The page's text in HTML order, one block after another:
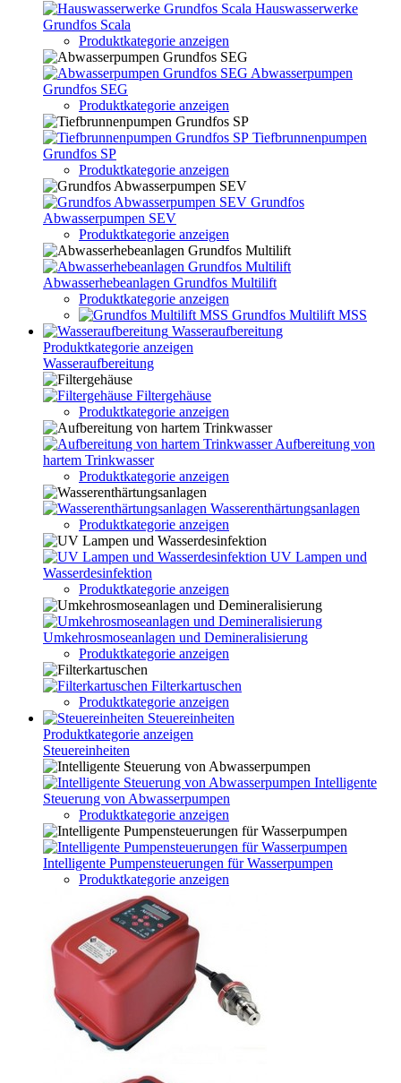
Hauswasserwerke
Grundfos Scala
Produktkategorie anzeigen
Abwasserpumpen
Grundfos SEG
Produktkategorie anzeigen
Tiefbrunnenpumpen
Grundfos SP
Produktkategorie anzeigen
Grundfos
Abwasserpumpen SEV
Produktkategorie anzeigen
Abwasserhebeanlagen Grundfos Multilift
Produktkategorie anzeigen
Grundfos Multilift MSS
Wasseraufbereitung
Produktkategorie anzeigen
Wasseraufbereitung
Filtergehäuse
Produktkategorie anzeigen
Aufbereitung von
hartem Trinkwasser
Produktkategorie anzeigen
Wasserenthärtungsanlagen
Produktkategorie anzeigen
UV Lampen und
Wasserdesinfektion
Produktkategorie anzeigen
Umkehrosmoseanlagen und Demineralisierung
Produktkategorie anzeigen
Filterkartuschen
Produktkategorie anzeigen
Steuereinheiten
Produktkategorie anzeigen
Steuereinheiten
Intelligente
Steuerung von Abwasserpumpen
Produktkategorie anzeigen
Intelligente Pumpensteuerungen für Wasserpumpen
Produktkategorie anzeigen